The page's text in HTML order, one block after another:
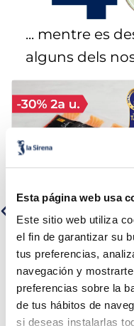
Esta página web usa
Este sitio web utiliza
el fin de garantizar su
tus preferencias,
navegación y
preferencias sobre la
de tus hábitos de
si deseas instalarlas
... mentre es
alguns dels
Lloms de salmó noruec
Premium
Sin espinas Sin piel
16,99 € Pack 4 x
Añadir
mejillon
calamar sirena
9. tequeños
10. gambas peladas